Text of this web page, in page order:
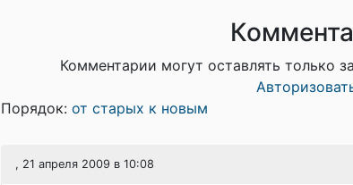
Комментарии могут оставлять только
Порядок: от старых к новым
, 21 апреля 2009 в 10:08